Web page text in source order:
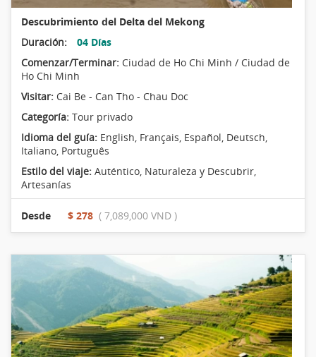
Descubrimiento del Delta del Mekong
Duración:
04 Días
Comenzar/Terminar: Ciudad de Ho Chi Minh / Ciudad de
Ho Chi Minh
Visitar: Cai Be - Can Tho - Chau Doc
Categoría: Tour privado
Idioma del guía: English, Français, Español, Deutsch,
Italiano, Português
Estilo del viaje: Auténtico, Naturaleza y Descubrir,
Artesanías
Desde $ 278 ( 7,089,000 VND )